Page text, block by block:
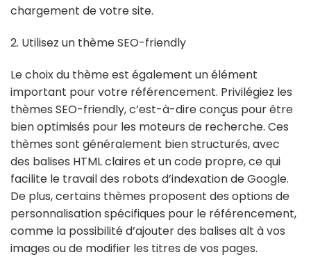
chargement de votre site.
2. Utilisez un thème SEO-friendly
Le choix du thème est également un élément
important pour votre référencement. Privilégiez les
thèmes SEO-friendly, c’est-à-dire conçus pour être
bien optimisés pour les moteurs de recherche. Ces
thèmes sont généralement bien structurés, avec
des balises HTML claires et un code propre, ce qui
facilite le travail des robots d’indexation de Google.
De plus, certains thèmes proposent des options de
personnalisation spécifiques pour le référencement,
comme la possibilité d’ajouter des balises alt à vos
images ou de modifier les titres de vos pages.